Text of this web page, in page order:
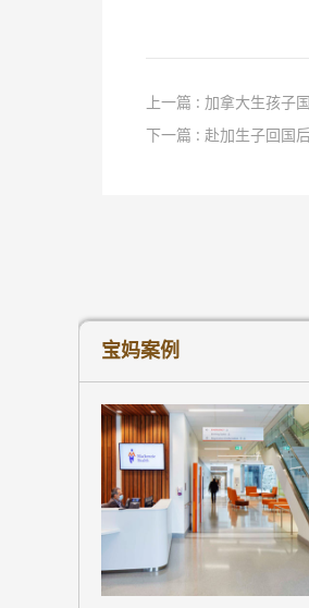
上一篇 : 加拿大生孩子
下一篇 : 赴加生子回国
宝妈案例